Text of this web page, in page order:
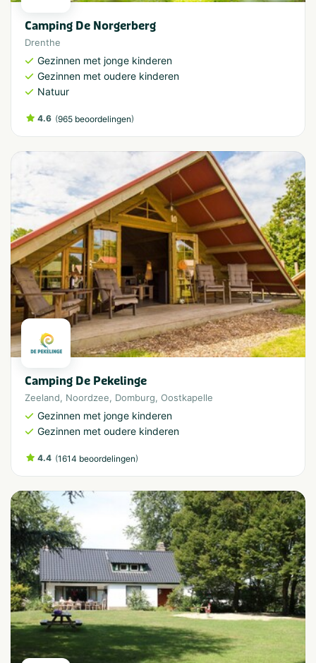
Camping De Norgerberg
Drenthe
Gezinnen met jonge kinderen
Gezinnen met oudere kinderen
Natuur
4.6 (965 beoordelingen)
Camping De Pekelinge
Zeeland, Noordzee, Domburg, Oostkapelle
Gezinnen met jonge kinderen
Gezinnen met oudere kinderen
4.4 (1614 beoordelingen)